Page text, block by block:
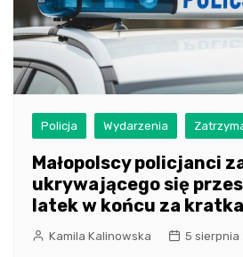
Policja Wydarzenia
Małopolscy policjanci
ukrywającego się
latek w końcu za
Kamila Kalinowska 5 sierpnia